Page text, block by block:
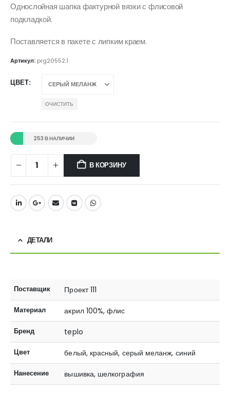
Однослойная шапка фактурной вязки с флисовой
подкладкой.
Поставляется в пакете с липким краем.
Артикул: prg20552.1
ЦВЕТ
ОЧИСТИТЬ
253 В НАЛИЧИИ
В КОРЗИНУ
ДЕТАЛИ
Поставщик Проект 111
Материал акрил 100%, флис
Бренд teplo
Цвет белый, красный, серый меланж, синий
Нанесение вышивка, шелкография